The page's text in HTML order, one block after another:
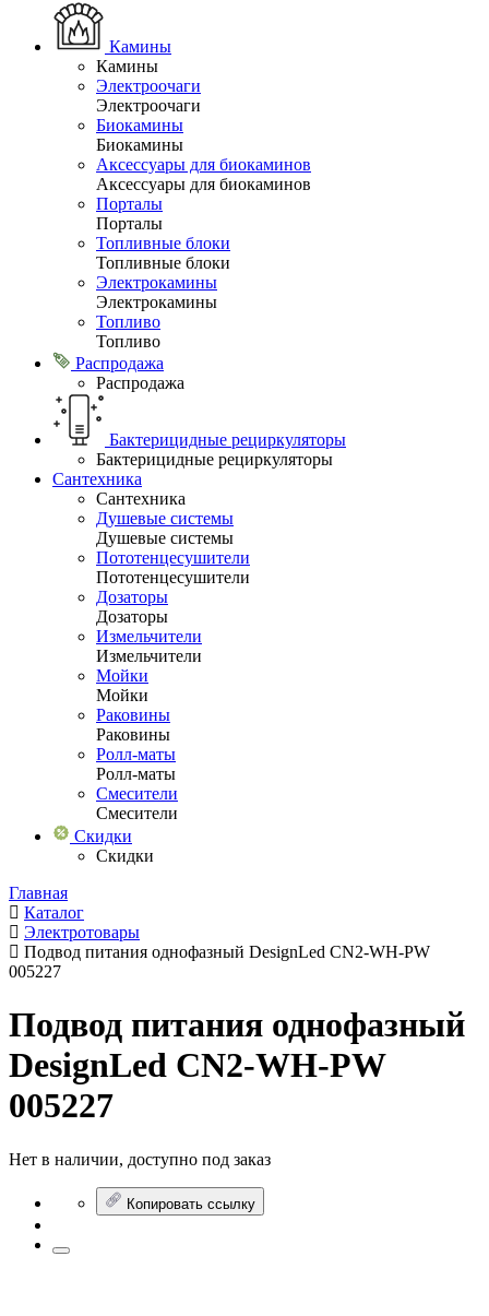
Камины
Камины
Электроочаги
Электроочаги
Биокамины
Биокамины
Аксессуары для биокаминов
Аксессуары для биокаминов
Порталы
Порталы
Топливные блоки
Топливные блоки
Электрокамины
Электрокамины
Топливо
Топливо
Распродажа
Распродажа
Бактерицидные рециркуляторы
Бактерицидные рециркуляторы
Сантехника
Сантехника
Душевые системы
Душевые системы
Пототенцесушители
Пототенцесушители
Дозаторы
Дозаторы
Измельчители
Измельчители
Мойки
Мойки
Раковины
Раковины
Ролл-маты
Ролл-маты
Смесители
Смесители
Скидки
Скидки
Главная
Каталог
Электротовары
Подвод питания однофазный DesignLed CN2-WH-PW
005227
Подвод питания однофазный
DesignLed CN2-WH-PW
005227
Нет в наличии, доступно под заказ
Копировать ссылку